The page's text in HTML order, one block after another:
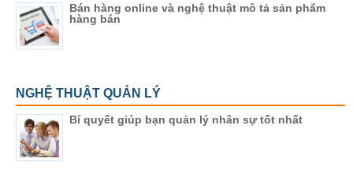
Bán hàng online và nghệ thuật mô tả sản phẩm
hàng bán
NGHỆ THUẬT QUẢN LÝ
Bí quyết giúp bạn quản lý nhân sự tốt nhất